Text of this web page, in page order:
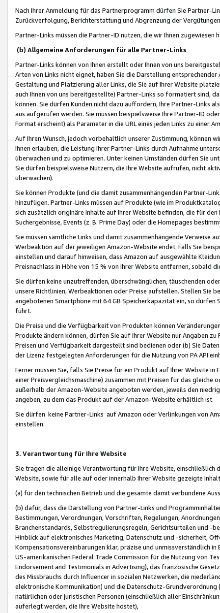
Nach Ihrer Anmeldung für das Partnerprogramm dürfen Sie Partner-
Zurückverfolgung, Berichterstattung und Abgrenzung der
Partner-Links müssen die Partner-ID nutzen, die wir Ihnen zugewiesen
(b) Allgemeine Anforderungen für alle Partner-Links
Partner-Links können von Ihnen erstellt oder Ihnen von uns
Arten von Links nicht eignet, haben Sie die Darstellung
Gestaltung und Platzierung aller Links, die Sie auf Ihrer Website
auch Ihnen von uns bereitgestellte) Partner-Links so formatiert sind,
können. Sie dürfen Kunden nicht dazu auffordern, Ihre Partner-Links
aus aufgerufen werden. Sie müssen beispielsweise Ihre Partner-ID
Format erscheint) als Parameter in die URL eines jeden Links zu einer
Auf Ihren Wunsch, jedoch vorbehaltlich unserer Zustimmung, können
Ihnen erlauben, die Leistung Ihrer Partner-Links durch Aufnahme
überwachen und zu optimieren. Unter keinen Umständen dürfen Sie
Sie dürfen beispielsweise Nutzern, die Ihre Website aufrufen, nicht
überwachen).
Sie können Produkte (und die damit zusammenhängenden Partner-
hinzufügen. Partner-Links müssen auf Produkte (wie im
sich zusätzlich originäre Inhalte auf Ihrer Website befinden, die für
Suchergebnisse, Events (z. B. Prime Day) oder die Homepages
Sie müssen sämtliche Links und damit zusammenhängende
Werbeaktion auf der jeweiligen Amazon-Website endet. Falls Sie
einstellen und darauf hinweisen, dass Amazon auf ausgewählte
Preisnachlass in Höhe von 15 % von Ihrer Website entfernen, sobald
Sie dürfen keine unzutreffenden, überschwänglichen, täuschenden
unsere Richtlinien, Werbeaktionen oder Preise aufstellen. Stellen Sie
angebotenen Smartphone mit 64 GB Speicherkapazität ein, so dürfen
führt.
Die Preise und die Verfügbarkeit von Produkten können
Produkte ändern können, dürfen Sie auf Ihrer Website nur Angaben
Preisen und Verfügbarkeit dargestellt sind bedienen oder (b) Sie
der Lizenz festgelegten Anforderungen für die Nutzung von PA API
Ferner müssen Sie, falls Sie Preise für ein Produkt auf Ihrer Website
einer Preisvergleichsmaschine) zusammen mit Preisen für das
außerhalb der Amazon-Website angeboten werden, jeweils den
angeben, zu dem das Produkt auf der Amazon-Website erhältlich ist.
Sie dürfen keine Partner-Links auf Amazon oder Verlinkungen von
einstellen.
3. Verantwortung für Ihre Website
Sie tragen die alleinige Verantwortung für Ihre Website,
Website, sowie für alle auf oder innerhalb Ihrer Website gezeigte
(a) für den technischen Betrieb und die gesamte damit verbundene
(b) dafür, dass die Darstellung von Partner-Links und
Bestimmungen, Verordnungen, Vorschriften, Regelungen,
Branchenstandards, Selbstregulierungsregeln, Gerichtsurteilen und -
Hinblick auf elektronisches Marketing, Datenschutz und -sicherheit,
Kompensationsvereinbarungen klar, präzise und unmissverständlich
US-amerikanischen Federal Trade Commission für die Nutzung von
Endorsement and Testimonials in Advertising), das französische
des Missbrauchs durch Influencer in sozialen Netzwerken, die
elektronische Kommunikation) und die Datenschutz-
natürlichen oder juristischen Personen (einschließlich aller
auferlegt werden, die Ihre Website hostet),